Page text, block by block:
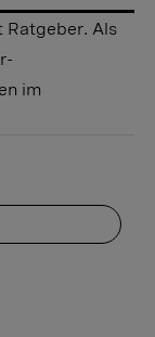
Ratgeber. Als
im